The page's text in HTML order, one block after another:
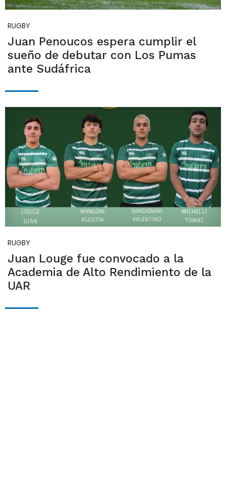
RUGBY
Juan Penoucos espera cumplir el
sueño de debutar con Los Pumas
ante Sudáfrica
RUGBY
Juan Louge fue convocado a la
Academia de Alto Rendimiento de la
UAR